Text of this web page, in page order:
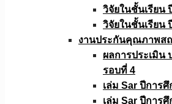
วิจัยในชั้นเรียน
วิจัยในชั้นเรียน
งานประกันคุณภาพส
ผลการประเมิ
รอบที่ 4
เล่ม Sar ปีการ
เล่ม Sar ปีการ